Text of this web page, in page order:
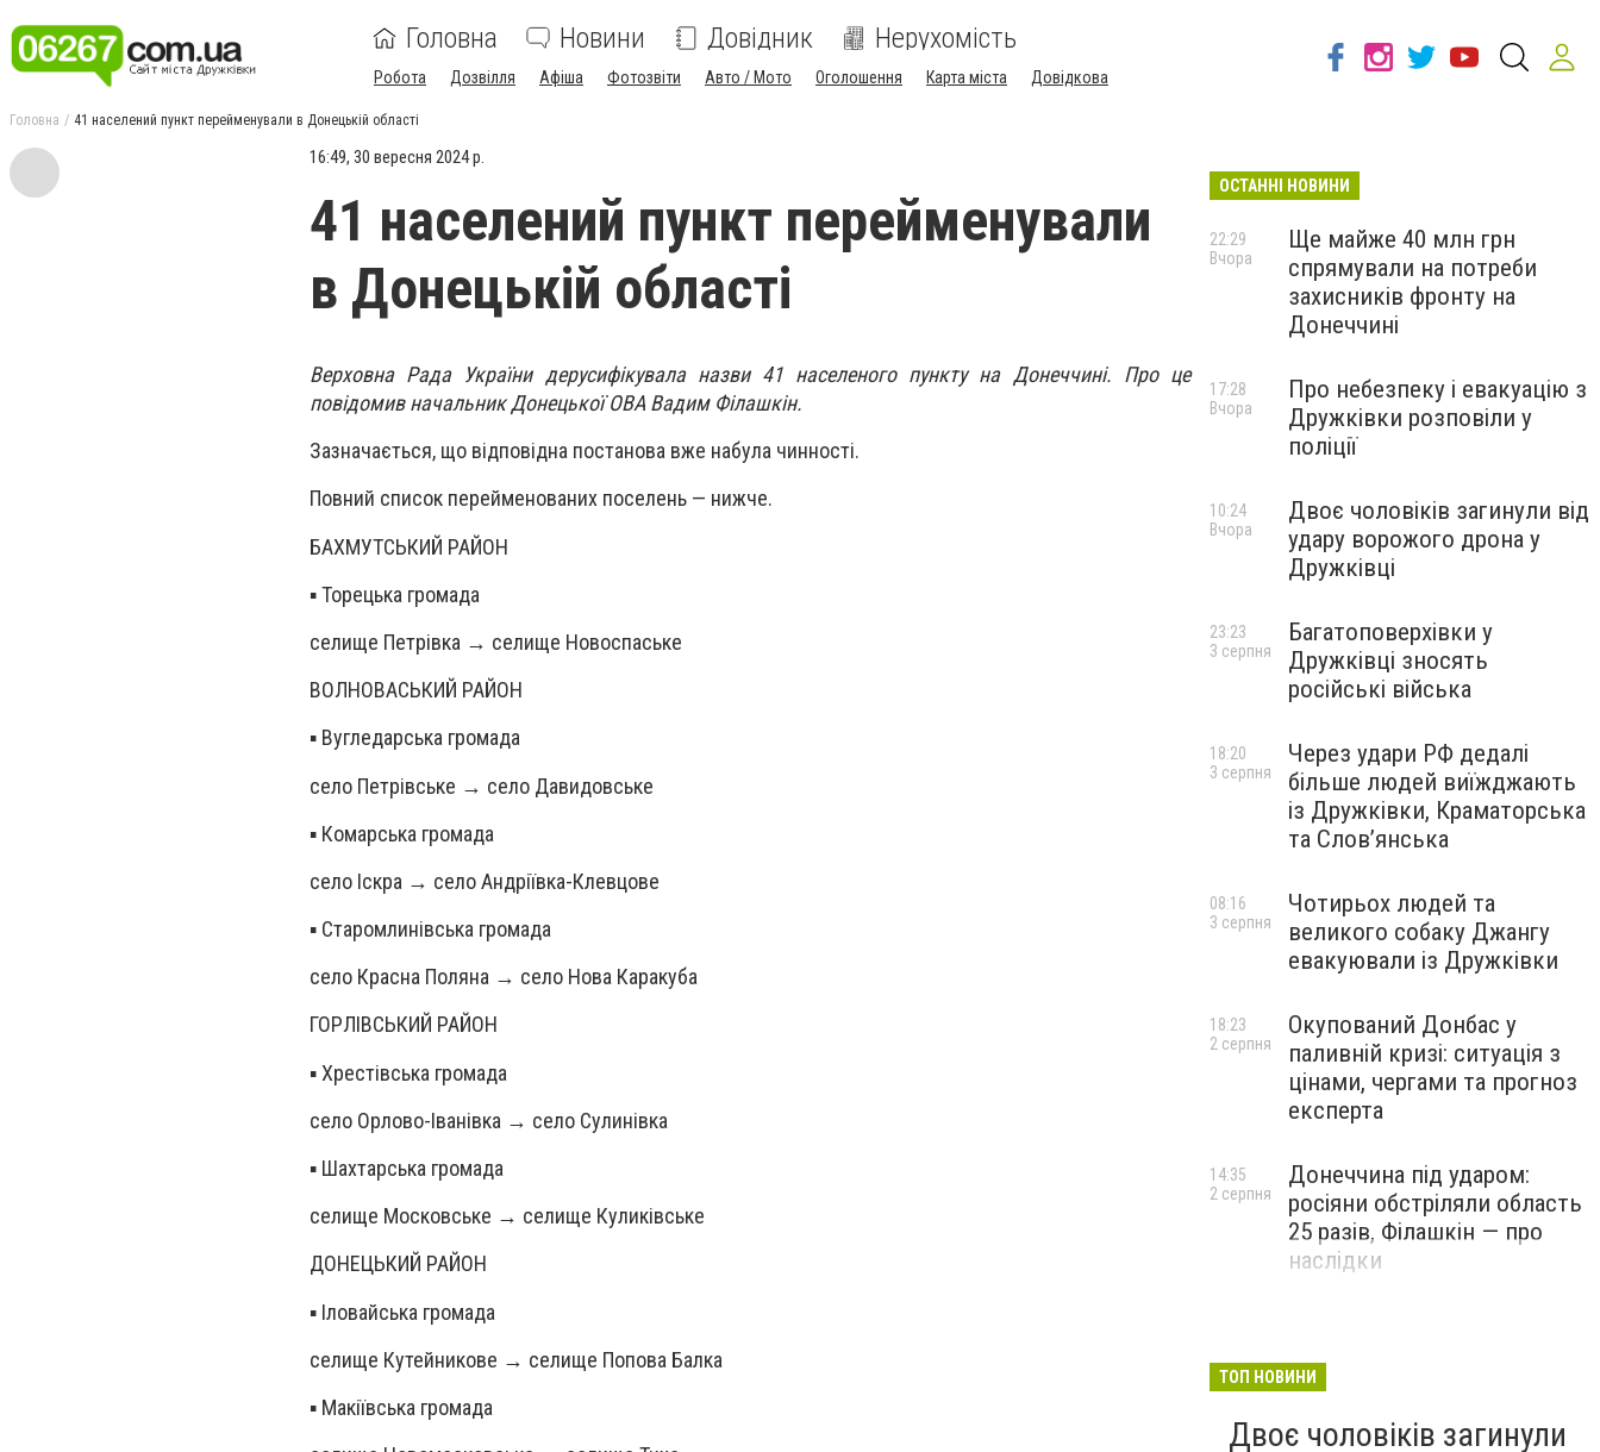
Головна Новини Довідник Нерухомість
Робота Дозвілля Афіша Фотозвіти Авто / Мото Оголошення Карта міста Довідкова
Головна 41 населений пункт перейменували в Донецькій області
16:49, 30 вересня 2024 р.
41 населений пункт перейменували
в Донецькій області
Верховна Рада України дерусифікувала назви 41 населеного пункту на Донеччині. Про це
повідомив начальник Донецької ОВА Вадим Філашкін.
Зазначається, що відповідна постанова вже набула чинності.
Повний список перейменованих поселень — нижче.
БАХМУТСЬКИЙ РАЙОН
▪️ Торецька громада
селище Петрівка → селище Новоспаське
ВОЛНОВАСЬКИЙ РАЙОН
▪️ Вугледарська громада
село Петрівське → село Давидовське
▪️ Комарська громада
село Іскра → село Андріївка-Клевцове
▪️ Старомлинівська громада
село Красна Поляна → село Нова Каракуба
ГОРЛІВСЬКИЙ РАЙОН
▪️ Хрестівська громада
село Орлово-Іванівка → село Сулинівка
▪️ Шахтарська громада
селище Московське → селище Куликівське
ДОНЕЦЬКИЙ РАЙОН
▪️ Іловайська громада
селище Кутейникове → селище Попова Балка
▪️ Макіївська громада
ОСТАННІ НОВИНИ
Ще майже 40 млн грн
спрямували на потреби
захисників фронту на
Донеччині
22:29
Вчора
Про небезпеку і евакуацію з
Дружківки розповіли у
поліції
17:28
Вчора
Двоє чоловіків загинули від
удару ворожого дрона у
Дружківці
10:24
Вчора
Багатоповерхівки у
Дружківці зносять
російські війська
23:23
3 серпня
Через удари РФ дедалі
більше людей виїжджають
із Дружківки, Краматорська
та Слов’янська
18:20
3 серпня
Чотирьох людей та
великого собаку Джангу
евакуювали із Дружківки
08:16
3 серпня
Окупований Донбас у
паливній кризі: ситуація з
цінами, чергами та прогноз
експерта
18:23
2 серпня
Донеччина під ударом:
росіяни обстріляли область
25 разів, Філашкін — про
наслідки
14:35
2 серпня
ТОП НОВИНИ
Двоє чоловіків загинули